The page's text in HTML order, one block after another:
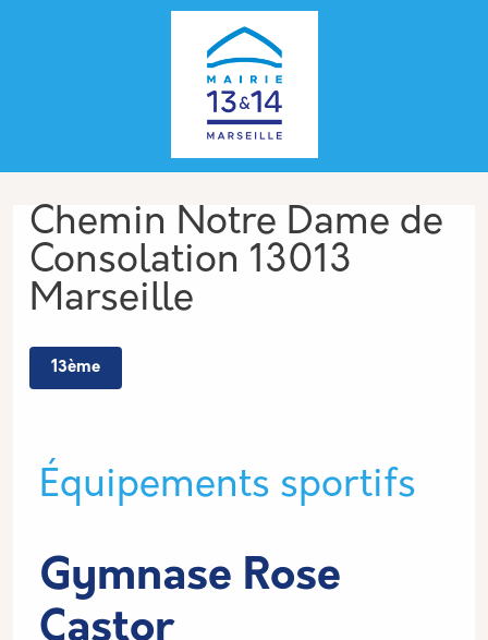
Aller au contenu principal
Adresse
Chemin Notre Dame de
Consolation 13013
Marseille
13ème
Type de lieu
Équipements sportifs
Gymnase Rose
Castor
Panneau de gestion des cookies